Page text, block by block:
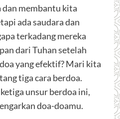
dan membantu kita
ada saudara dan
terkadang mereka
dari Tuhan setelah
yang efektif? Mari kita
tiga cara berdoa.
unsur berdoa ini,
doa-doamu.